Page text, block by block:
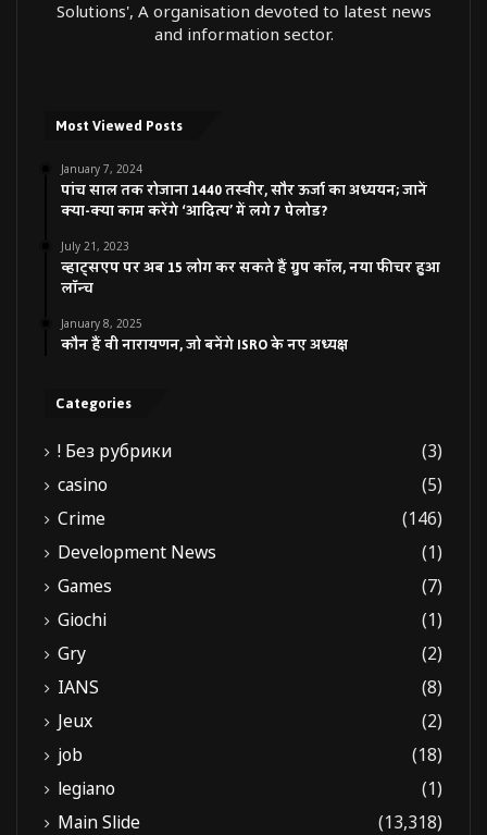
Solutions', A organisation devoted to latest news
and information sector.
Most Viewed Posts
January 7, 2024
पांच साल तक रोजाना 1440 तस्वीर, सौर ऊर्जा का अध्ययन; जानें
क्या-क्या काम करेंगे ‘आदित्य’ में लगे 7 पेलोड?
July 21, 2023
व्हाट्सएप पर अब 15 लोग कर सकते हैं ग्रुप कॉल, नया फीचर हुआ
लॉन्च
January 8, 2025
कौन हैं वी नारायणन, जो बनेंगे ISRO के नए अध्यक्ष
Categories
! Без рубрики
(3)
casino
(5)
Crime
(146)
Development News
(1)
Games
(7)
Giochi
(1)
Gry
(2)
IANS
(8)
Jeux
(2)
job
(18)
legiano
(1)
Main Slide
(13,318)